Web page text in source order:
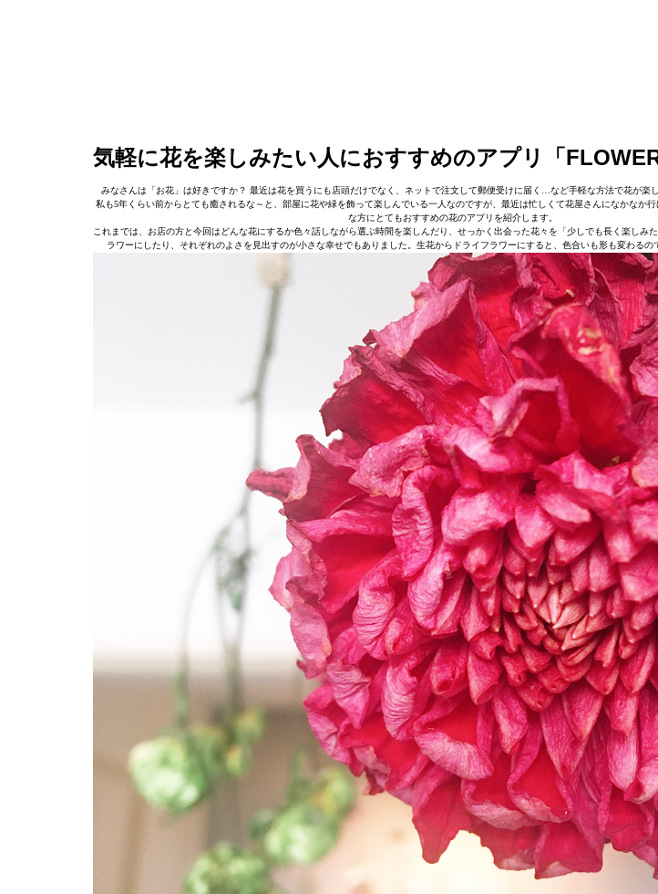
気軽に花を楽しみたい人におすすめのアプリ「FLOWER
みなさんは「お花」は好きですか？ 最近は花を買うにも店頭だけでなく、ネットで注文して郵便受けに届く…など手軽な方法で花が楽
私も5年くらい前からとても癒されるな～と、部屋に花や緑を飾って楽しんでいる一人なのですが、最近は忙しくて花屋さんになかなか
な方にとてもおすすめの花のアプリを紹介します。
これまでは、お店の方と今回はどんな花にするか色々話しながら選ぶ時間を楽しんだり、せっかく出会った花々を「少しでも長く楽しみ
ラワーにしたり、それぞれのよさを見出すのが小さな幸せでもありました。生花からドライフラワーにすると、色合いも形も変わるの